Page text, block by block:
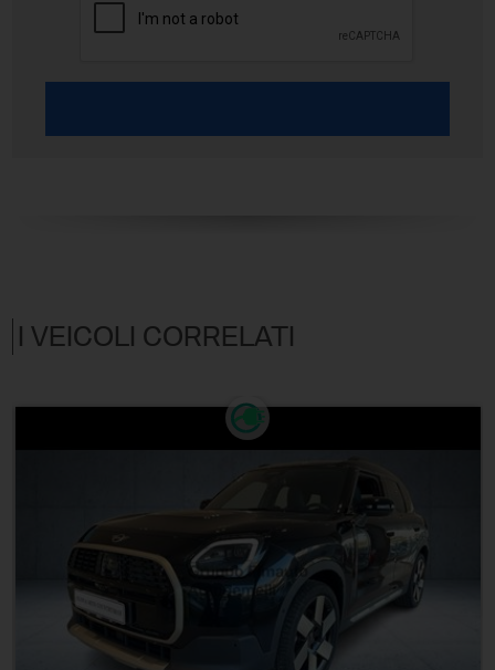
I VEICOLI CORRELATI